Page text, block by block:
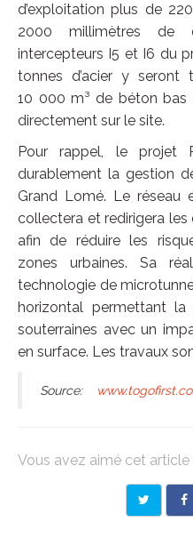
d’exploitation plus de
2000 millimètres de
intercepteurs I5 et I6 du
tonnes d’acier y seront
10 000 m³ de béton bas
directement sur le site.
Pour rappel, le projet
durablement la gestion
Grand Lomé. Le réseau
collectera et redirigera les
afin de réduire les
zones urbaines. Sa
technologie de
horizontal permettant
souterraines avec un
en surface. Les travaux
Source:
Vous avez aimé cet article